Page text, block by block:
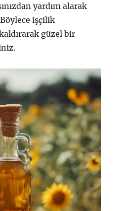
yardım alarak
işçilik
güzel bir